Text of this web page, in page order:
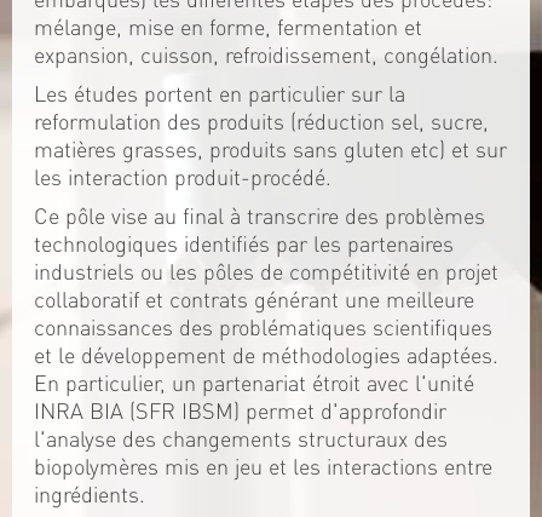
mélange, mise en forme, fermentation et
expansion, cuisson, refroidissement, congélation.
Les études portent en particulier sur la
reformulation des produits (réduction sel, sucre,
matières grasses, produits sans gluten etc) et sur
les interaction produit-procédé.
Ce pôle vise au final à transcrire des problèmes
technologiques identifiés par les partenaires
industriels ou les pôles de compétitivité en projet
collaboratif et contrats générant une meilleure
connaissances des problématiques scientifiques
et le développement de méthodologies adaptées.
En particulier, un partenariat étroit avec l'unité
INRA BIA (SFR IBSM) permet d'approfondir
l'analyse des changements structuraux des
biopolymères mis en jeu et les interactions entre
ingrédients.